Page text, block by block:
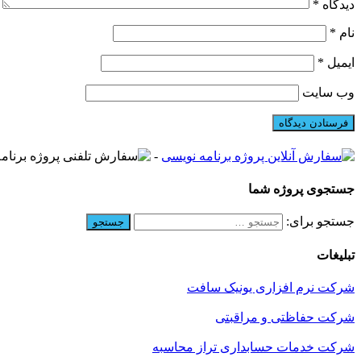
دیدگاه *
نام *
ایمیل *
وب‌ سایت
-
جستجوی پروژه شما
جستجو برای:
تبلیغات
شرکت نرم افزاری یونیک سافت
شرکت حفاظتی و مراقبتی
شرکت خدمات حسابداری تراز محاسبه